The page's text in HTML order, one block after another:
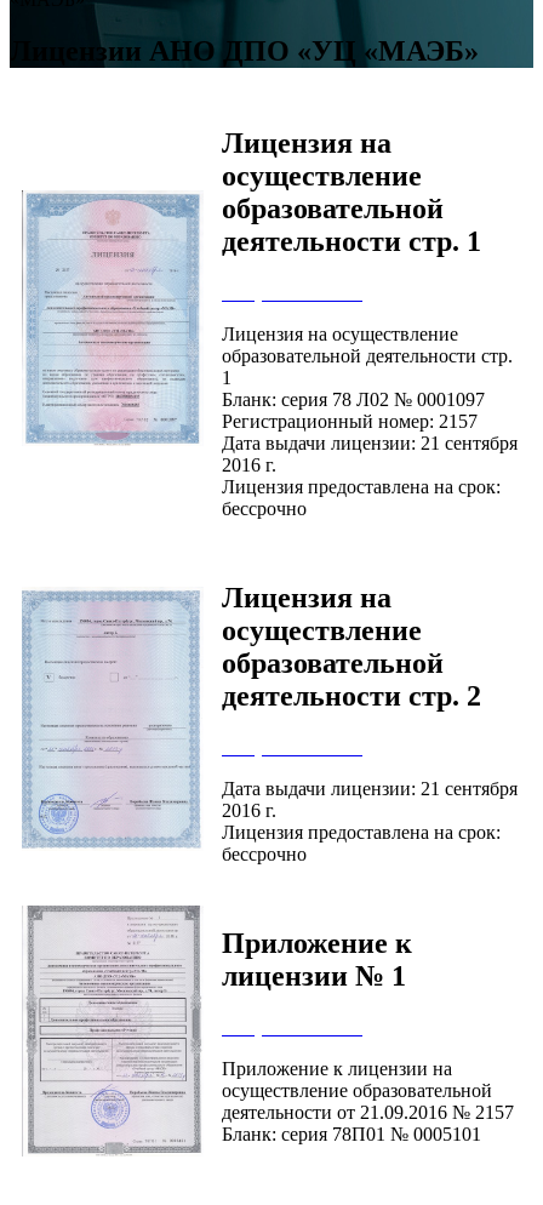
Лицензии АНО ДПО «УЦ «МАЭБ»
Лицензия на
осуществление
образовательной
деятельности стр. 1
Лицензия на осуществление
образовательной деятельности стр.
1
Бланк: серия 78 Л02 № 0001097
Регистрационный номер: 2157
Дата выдачи лицензии: 21 сентября
2016 г.
Лицензия предоставлена на срок:
бессрочно
Лицензия на
осуществление
образовательной
деятельности стр. 2
Дата выдачи лицензии: 21 сентября
2016 г.
Лицензия предоставлена на срок:
бессрочно
Приложение к
лицензии № 1
Приложение к лицензии на
осуществление образовательной
деятельности от 21.09.2016 № 2157
Бланк: серия 78П01 № 0005101